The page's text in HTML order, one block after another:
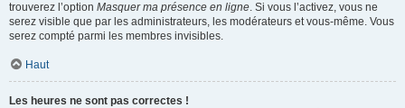
trouverez l’option Masquer ma présence en ligne. Si vous l’activez, vous ne
serez visible que par les administrateurs, les modérateurs et vous-même. Vous
serez compté parmi les membres invisibles.
Haut
Les heures ne sont pas correctes !